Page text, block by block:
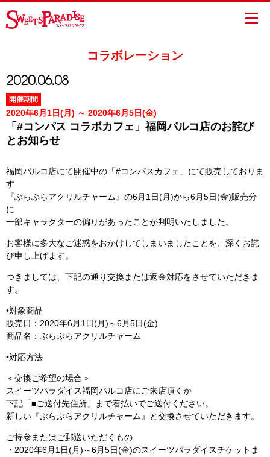
コラボレーション
2020.06.08
開催期間
2020年6月1日(月) ～ 2020年6月5日(金)
「#コンパス コラボカフェ」福岡パルコ店のお詫び
とお知らせ
福岡パルコ店にて開催中の「#コンパスカフェ」にて販売しておりま
す
『ぶらぶらアクリルチャーム』の6月1日(月)から6月5日(金)販売分
に
一部キャラクターの偏りがあったことが判明いたしました。
お客様に多大なご迷惑をおかけしてしまいましたことを、深くお詫
び申し上げます。
つきましては、下記の通り交換または返金対応をさせていただきま
す。
•対象商品
販売日：2020年6月1日(月)～6月5日(金)
商品名：ぶらぶらアクリルチャーム
•対応方法
＜交換ご希望の場合＞
スイーツパラダイス福岡パルコ店にご来店頂くか
下記「■ご送付先住所」まで着払いでご送付ください。
新しい『ぶらぶらアクリルチャーム』と交換させていただきます。
ご持参またはご郵送いただくもの
・2020年6月1日(月)～6月5日(金)のスイーツパラダイスチケットま